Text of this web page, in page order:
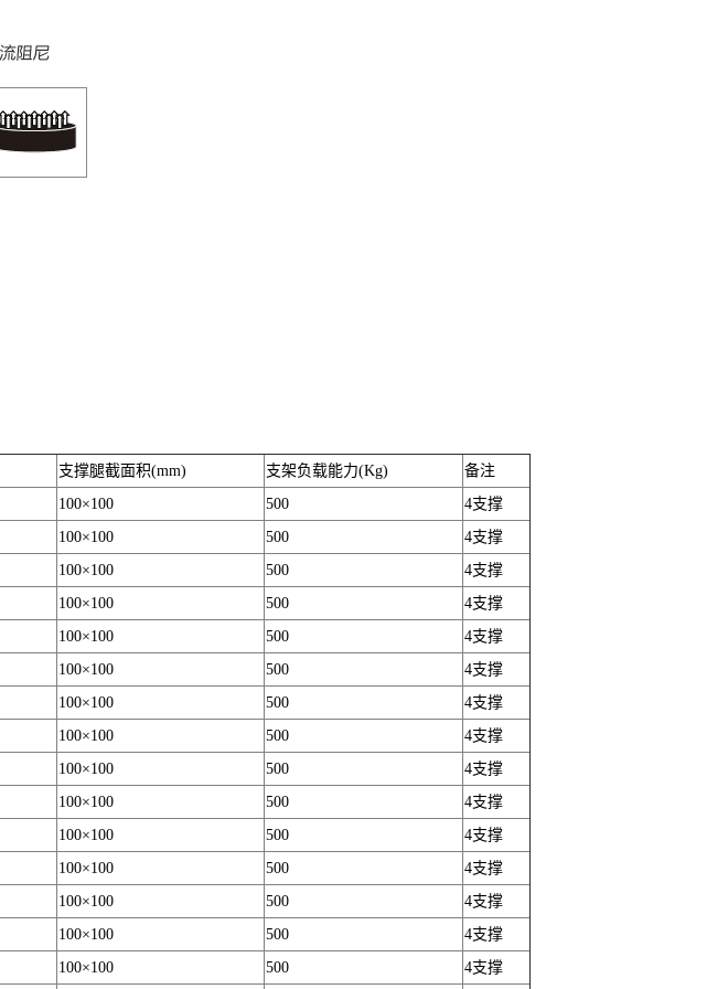
支撑腿截面积(mm) 支架负载能力(Kg)
备注
100×100 500
4支撑
100×100 500
4支撑
100×100 500
4支撑
100×100 500
4支撑
100×100 500
4支撑
100×100 500
4支撑
100×100 500
4支撑
100×100 500
4支撑
100×100 500
4支撑
100×100 500
4支撑
100×100 500
4支撑
100×100 500
4支撑
100×100 500
4支撑
100×100 500
4支撑
100×100 500
4支撑